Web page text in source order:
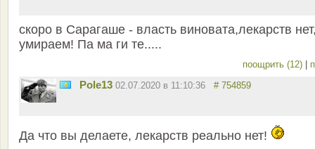
скоро в Сарагаше - власть виновата,лекарств
умираем! Па ма ги те.....
поощрить (12) |
Pole13 02.07.2020 в 11:10:36 # 754859
Да что вы делаете, лекарств реально нет!